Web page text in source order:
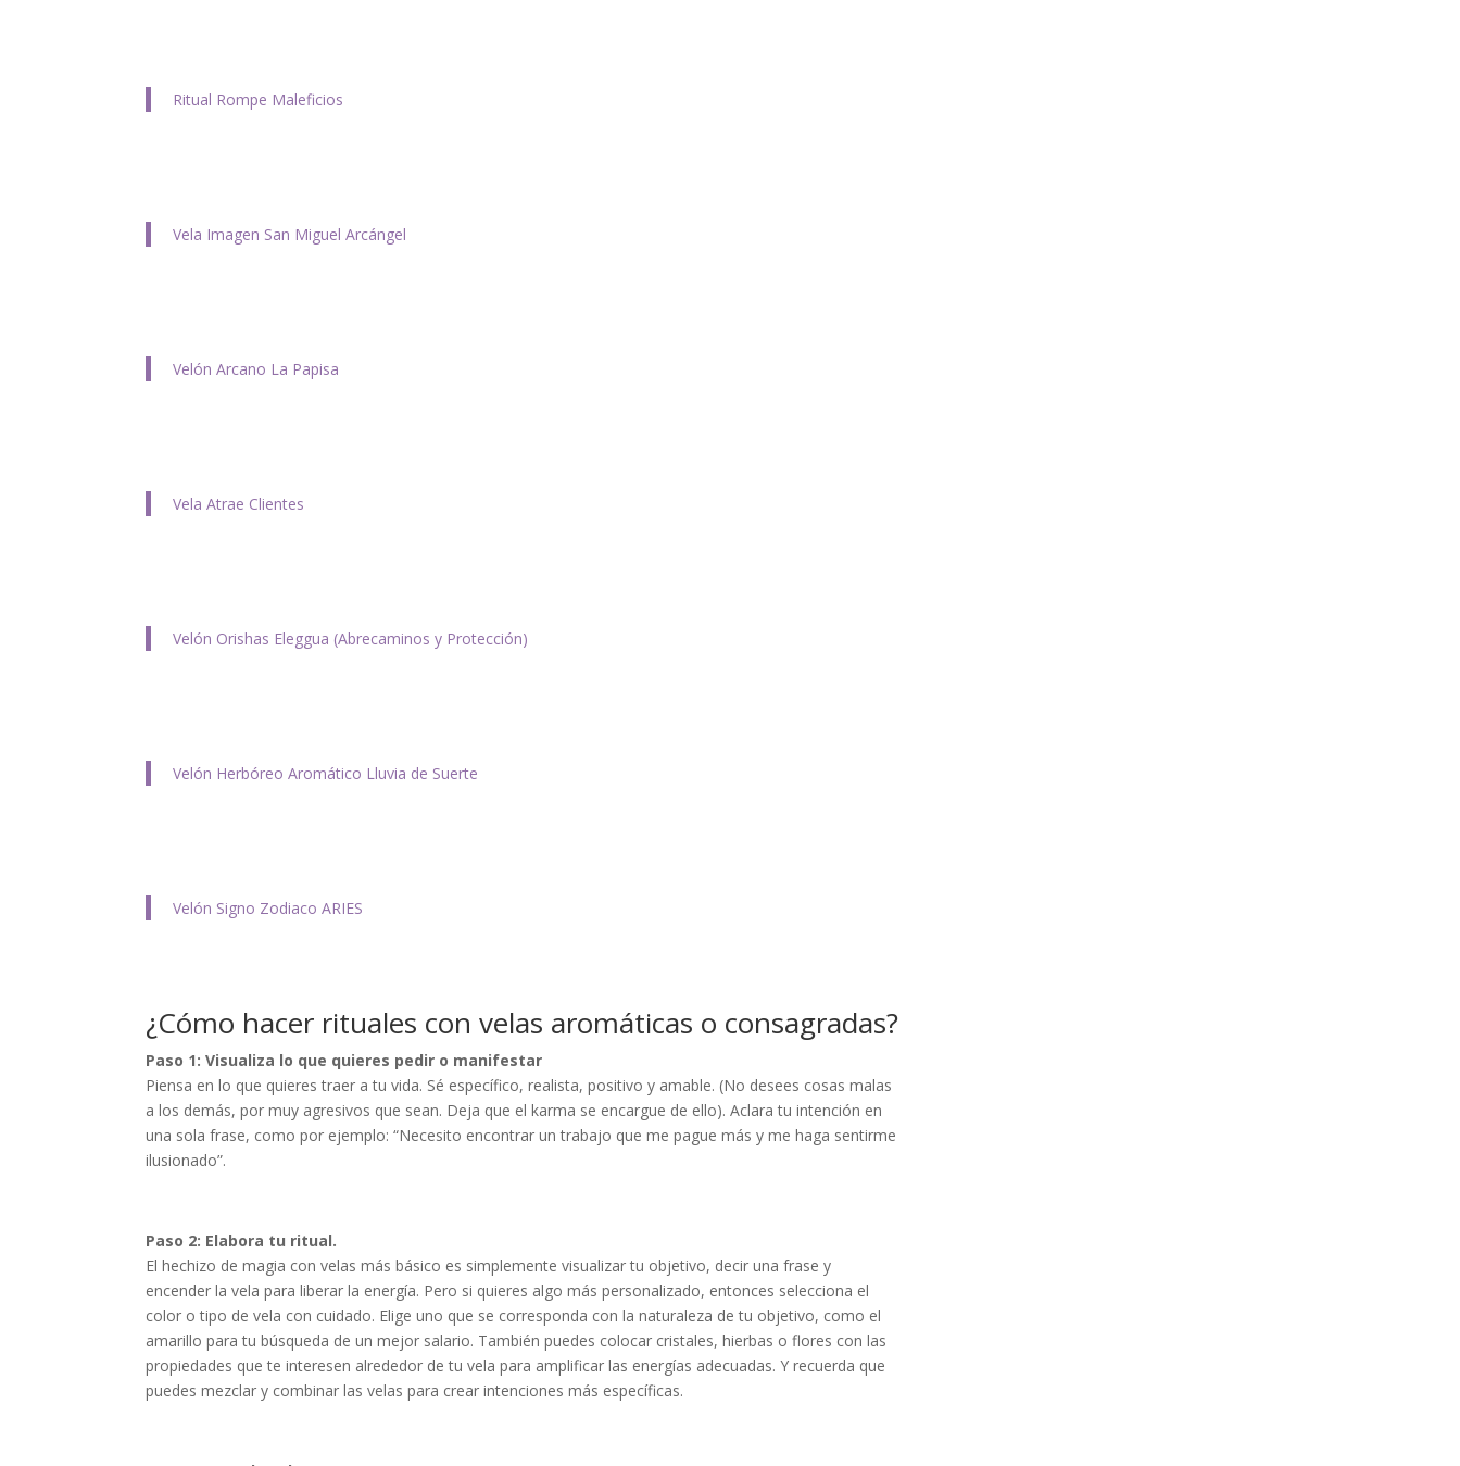
Ritual Rompe Maleficios
Vela Imagen San Miguel Arcángel
Velón Arcano La Papisa
Vela Atrae Clientes
Velón Orishas Eleggua (Abrecaminos y Protección)
Velón Herbóreo Aromático Lluvia de Suerte
Velón Signo Zodiaco ARIES
¿Cómo hacer rituales con velas aromáticas o consagradas?
Paso 1: Visualiza lo que quieres pedir o manifestar
Piensa en lo que quieres traer a tu vida. Sé específico, realista, positivo y amable. (No desees cosas malas
a los demás, por muy agresivos que sean. Deja que el karma se encargue de ello). Aclara tu intención en
una sola frase, como por ejemplo: “Necesito encontrar un trabajo que me pague más y me haga sentirme
ilusionado”.
Paso 2: Elabora tu ritual.
El hechizo de magia con velas más básico es simplemente visualizar tu objetivo, decir una frase y
encender la vela para liberar la energía. Pero si quieres algo más personalizado, entonces selecciona el
color o tipo de vela con cuidado. Elige uno que se corresponda con la naturaleza de tu objetivo, como el
amarillo para tu búsqueda de un mejor salario. También puedes colocar cristales, hierbas o flores con las
propiedades que te interesen alrededor de tu vela para amplificar las energías adecuadas. Y recuerda que
puedes mezclar y combinar las velas para crear intenciones más específicas.